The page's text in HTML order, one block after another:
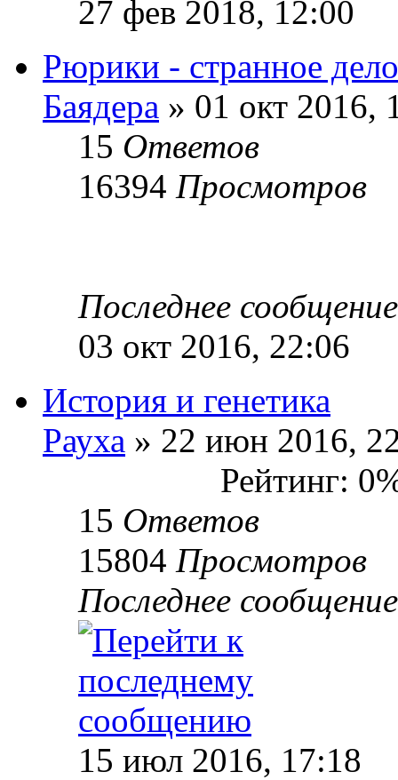
27 фев 2018, 12:00
Рюрики - странное
Баядера » 01 окт 2016,
15 Ответов
16394 Просмотров
Последнее
03 окт 2016, 22:06
История и генетика
Рауха » 22 июн 2016,
Рейтинг:
15 Ответов
15804 Просмотров
Последнее
15 июл 2016, 17:18